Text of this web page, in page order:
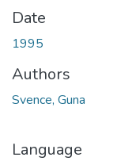
Date
1995
Authors
Svence, Guna
Language